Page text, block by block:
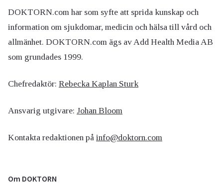
DOKTORN.com har som syfte att sprida kunskap och
information om sjukdomar, medicin och hälsa till vård och
allmänhet. DOKTORN.com ägs av Add Health Media AB
som grundades 1999.
Chefredaktör: Rebecka Kaplan Sturk
Ansvarig utgivare: Johan Bloom
Kontakta redaktionen på info@doktorn.com
Om DOKTORN